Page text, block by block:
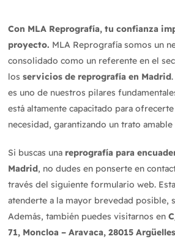
Con MLA Reprografía, tu confianza
proyecto. MLA Reprografía somos un
consolidado como un referente en el
losservicios de reprografía en Madrid
es uno de nuestros pilares
está altamente capacitado para
necesidad, garantizando un trato
Si buscas una reprografía para
Madrid, no dudes en ponserte en
través del siguiente formulario web.
atenderte a la mayor brevedad posible,
Además, también puedes visitarnos en
71, Moncloa – Aravaca, 28015